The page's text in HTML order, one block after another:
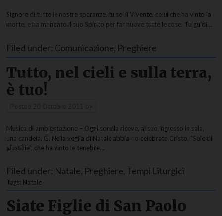
Signore di tutte le nostre speranze, tu sei il Vivente, colui che ha vinto la
morte, e ha mandato il suo Spirito per far nuove tutte le cose. Tu guidi…
Filed under: Comunicazione, Preghiere
Tutto, nel cieli e sulla terra,
è tuo!
Musica di ambientazione – Ogni sorella riceve, al suo ingresso in sala,
una candela. G. Nella veglia di Natale abbiamo celebrato Cristo, “Sole di
giustizie”, che ha vinto le tenebre…
Filed under: Natale, Preghiere, Tempi Liturgici
Tags: Natale
Siate Figlie di San Paolo